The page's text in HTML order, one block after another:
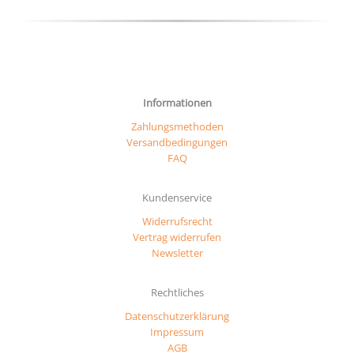
werden
Informationen
Zahlungsmethoden
Versandbedingungen
FAQ
Kundenservice
Widerrufsrecht
Vertrag widerrufen
Newsletter
Rechtliches
Datenschutzerklärung
Impressum
AGB